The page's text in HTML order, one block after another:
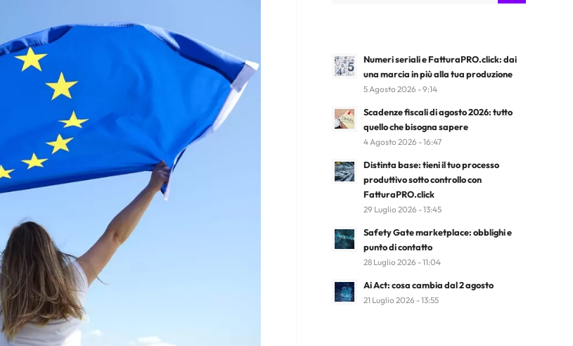
Numeri seriali e FatturaPRO.click: dai
una marcia in più alla tua produzione
5 Agosto 2026 - 9:14
Scadenze fiscali di agosto 2026: tutto
quello che bisogna sapere
4 Agosto 2026 - 16:47
Distinta base: tieni il tuo processo
produttivo sotto controllo con
FatturaPRO.click
29 Luglio 2026 - 13:45
Safety Gate marketplace: obblighi e
punto di contatto
28 Luglio 2026 - 11:04
Ai Act: cosa cambia dal 2 agosto
21 Luglio 2026 - 13:55